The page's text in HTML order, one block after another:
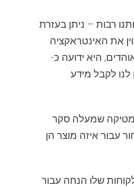
רבות – ניתן בעזרת
את האינטראקציה
היא ידועה כ-
לנו לקבל מידע
שמעלה סקר
עבור איזה מוצר הן
שלו הנחה עבור